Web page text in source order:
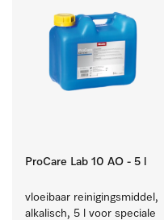
ProCare Lab 10 AO - 5 l
vloeibaar reinigingsmiddel,
alkalisch, 5 l voor speciale